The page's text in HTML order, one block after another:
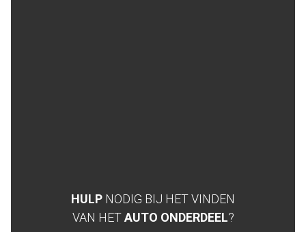
HULP NODIG BIJ HET VINDEN
VAN HETAUTO ONDERDEEL?